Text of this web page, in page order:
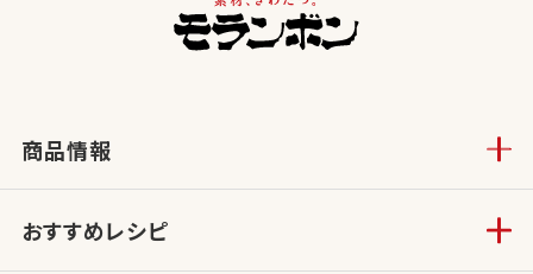
商品情報
おすすめレシピ